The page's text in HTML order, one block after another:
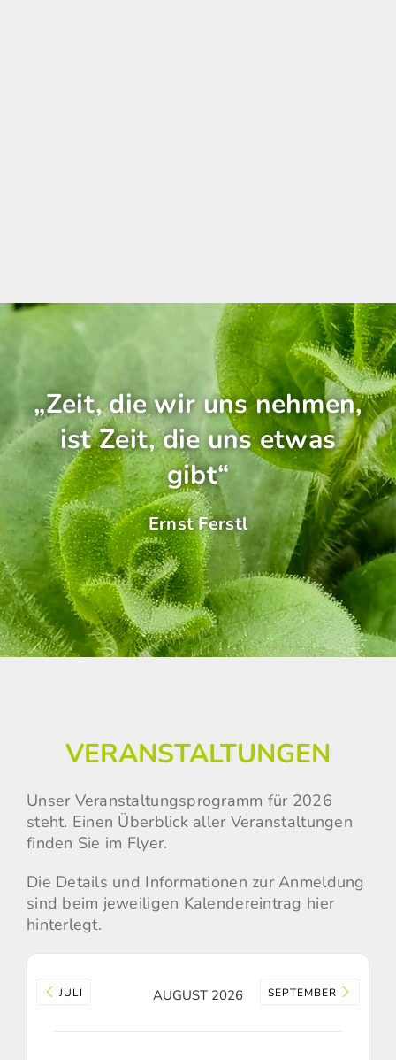
„Zeit, die wir uns nehmen,
ist Zeit, die uns etwas
gibt“
Ernst Ferstl
VERANSTALTUNGEN
Unser Veranstaltungsprogramm für 2026
steht. Einen Überblick aller Veranstaltungen
finden Sie im Flyer.
Die Details und Informationen zur Anmeldung
sind beim jeweiligen Kalendereintrag hier
hinterlegt.
JULI AUGUST 2026 SEPTEMBER